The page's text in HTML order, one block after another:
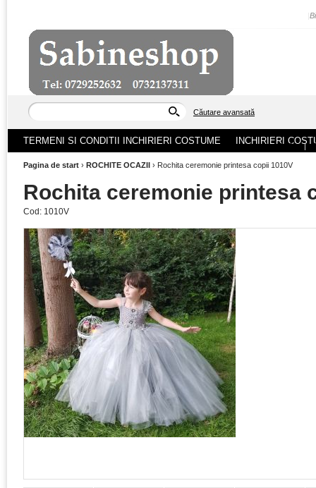
Căutare avansată
ACASA |
TERMENI SI CONDITII INCHIRIERI COSTUME INCHIRIERI
Pagina de start › ROCHITE OCAZII › Rochita ceremonie printesa copii 1010V
Rochita ceremonie printesa
Cod: 1010V